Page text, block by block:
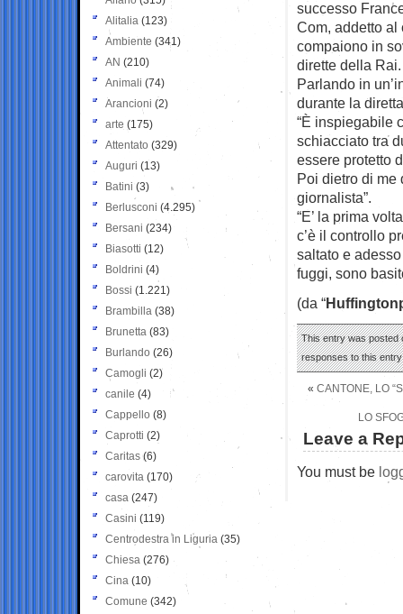
successo
Com, addetto al
compaiono in
dirette della Rai.
Parlando in
durante la
“È inspiegabile
schiacciato tra
essere protetto
Poi dietro di me
giornalista”.
“E’ la prima
c’è il controllo
saltato e
fuggi, sono
(da “
This entry was posted
responses to this
« CANTONE, LO
LO
Leave a
You must be
Alitalia (123)
Ambiente (341)
AN (210)
Animali (74)
Arancioni (2)
arte (175)
Attentato (329)
Auguri (13)
Batini (3)
Berlusconi (4.295)
Bersani (234)
Biasotti (12)
Boldrini (4)
Bossi (1.221)
Brambilla (38)
Brunetta (83)
Burlando (26)
Camogli (2)
canile (4)
Cappello (8)
Caprotti (2)
Caritas (6)
carovita (170)
casa (247)
Casini (119)
Centrodestra in Liguria (35)
Chiesa (276)
Cina (10)
Comune (342)